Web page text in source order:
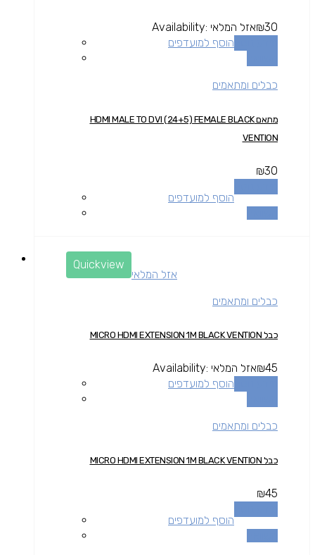
₪30
Availability: אזל המלאי
הוסף למועדפים
כבלים ומתאמים
מתאם HDMI MALE TO DVI (24+5) FEMALE BLACK
VENTION
₪30
הוסף למועדפים
Quickview
אזל המלאי
כבלים ומתאמים
כבל MICRO HDMI EXTENSION 1M BLACK VENTION
₪45
Availability: אזל המלאי
הוסף למועדפים
כבלים ומתאמים
כבל MICRO HDMI EXTENSION 1M BLACK VENTION
₪45
הוסף למועדפים